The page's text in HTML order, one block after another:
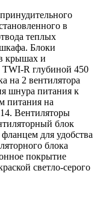
в
теплых
Блоки
крышах и
R глубиной 450
на 2 вентилятора
шнура питания к
питания на
Вентиляторы
блок
для удобства
блока
покрытие
светло-серого